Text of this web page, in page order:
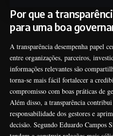
Por que a
para uma boa
A transparência desempenha papel
entre organizações, parceiros,
informações relevantes são
torna-se mais fácil fortalecer a
compromisso com boas práticas de
Além disso, a transparência
responsabilidade dos gestores e
decisão. Segundo Eduardo Campos